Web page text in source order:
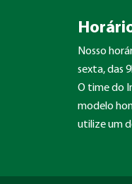
Nosso
sexta, das
O time do
modelo
utilize um